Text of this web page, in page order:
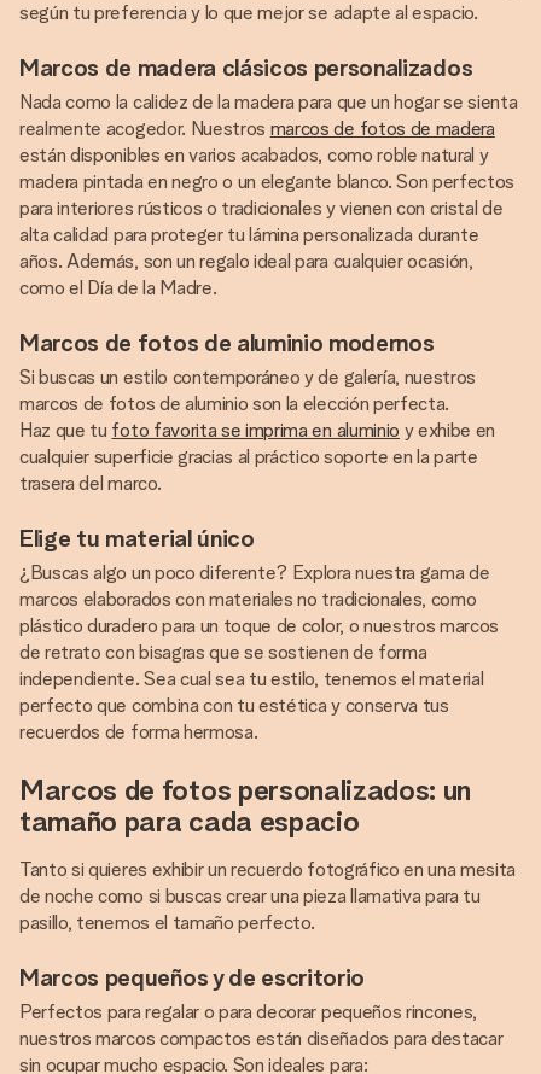
según tu preferencia y lo que mejor se adapte al espacio.
Marcos de madera clásicos personalizados
Nada como la calidez de la madera para que un hogar se sienta
realmente acogedor. Nuestros marcos de fotos de madera
están disponibles en varios acabados, como roble natural y
madera pintada en negro o un elegante blanco. Son perfectos
para interiores rústicos o tradicionales y vienen con cristal de
alta calidad para proteger tu lámina personalizada durante
años. Además, son un regalo ideal para cualquier ocasión,
como el Día de la Madre.
Marcos de fotos de aluminio modernos
Si buscas un estilo contemporáneo y de galería, nuestros
marcos de fotos de aluminio son la elección perfecta.
Haz que tu foto favorita se imprima en aluminio y exhibe en
cualquier superficie gracias al práctico soporte en la parte
trasera del marco.
Elige tu material único
¿Buscas algo un poco diferente? Explora nuestra gama de
marcos elaborados con materiales no tradicionales, como
plástico duradero para un toque de color, o nuestros marcos
de retrato con bisagras que se sostienen de forma
independiente. Sea cual sea tu estilo, tenemos el material
perfecto que combina con tu estética y conserva tus
recuerdos de forma hermosa.
Marcos de fotos personalizados: un
tamaño para cada espacio
Tanto si quieres exhibir un recuerdo fotográfico en una mesita
de noche como si buscas crear una pieza llamativa para tu
pasillo, tenemos el tamaño perfecto.
Marcos pequeños y de escritorio
Perfectos para regalar o para decorar pequeños rincones,
nuestros marcos compactos están diseñados para destacar
sin ocupar mucho espacio. Son ideales para: